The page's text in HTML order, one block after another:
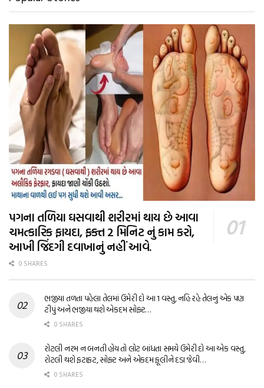
પગના તળિયા ઘસવાથી શરીરમાં થાય છે આવા
ચમત્કારિક ફાયદા, ફક્ત 2 મિનિટ નું કામ કરો,
આખી જિંદગી દવાખાનું નહીં આવે.
0 SHARES
ભજીયા તળતા પહેલા તેલમાં ઉમેરી દો આ 1 વસ્તુ, નહિ રહે તેલનું એક પણ
ટીપું અને ભજીયા થશે એકદમ સોફ્ટ…
0 SHARES
રોટલી નરમ ન બનતી હોય તો લોટ બાંધતા સમયે ઉમેરી દો આ એક વસ્તુ,
રોટલી થશે ફટાફટ, સોફ્ટ અને એકદમ ફૂલીને દડા જેવી…
0 SHARES